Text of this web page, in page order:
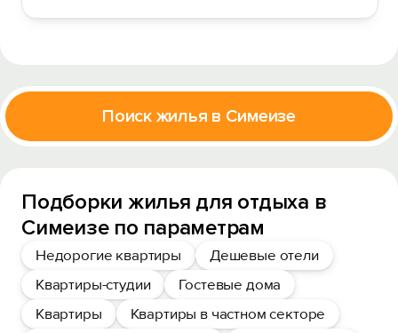
Поиск жилья в Симеизе
Подборки жилья для отдыха в
Симеизе по параметрам
Недорогие квартиры
Дешевые отели
Квартиры-студии
Гостевые дома
Квартиры
Квартиры в частном секторе